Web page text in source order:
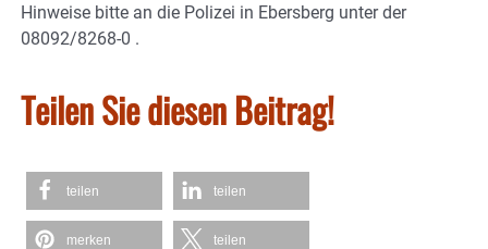
Hinweise bitte an die Polizei in Ebersberg unter der
08092/8268-0 .
Teilen Sie diesen Beitrag!
teilen teilen
merken teilen